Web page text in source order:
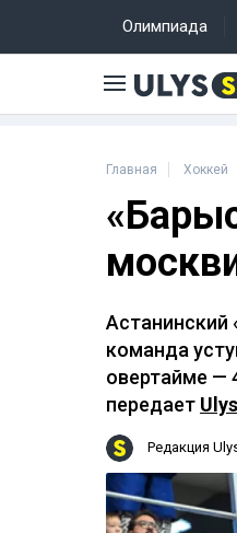
Олимпиада
Главная Хоккей
команда
овертайме —
передает
Редакция